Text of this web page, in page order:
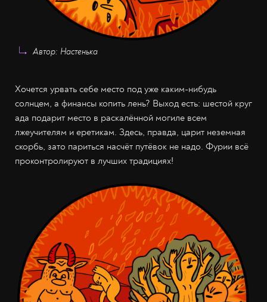
Автор: Настенька
Хочется урвать себе место под уже каким-нибудь
солнцем, а финансы копить лень? Выход есть: шестой круг
ада подарит место в раскалённой могиле всем
лжеучителям и еретикам. Здесь, правда, царит неземная
скорбь, зато париться насчёт путёвок не надо. Фурии всё
проконтролируют в лучших традициях!